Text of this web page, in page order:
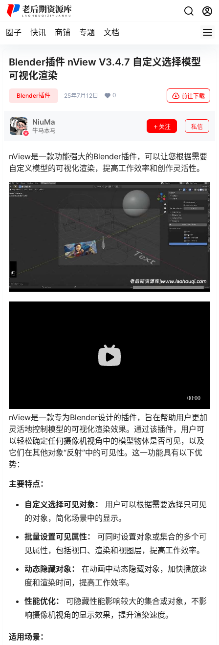
圈子 快讯 商铺 专题 文档
Blender插件 nView V3.4.7 自定义选择模型
可视化渲染
Blender插件 25年7月12日 0 前往下载
NiuMa
牛马本马
关注 私信
nView是一款功能强大的Blender插件，可以让您根据需要
自定义模型的可视化渲染，提高工作效率和创作灵活性。
nView是一款专为Blender设计的插件，旨在帮助用户更加
灵活地控制模型的可视化渲染效果。通过该插件，用户可
以轻松确定任何摄像机视角中的模型物体是否可见，以及
它们在其他对象“反射”中的可见性。这一功能具有以下优
势：
主要特点：
自定义选择可见对象：
用户可以根据需要选择只可见
的对象，简化场景中的显示。
批量设置可见属性：
可同时设置对象或集合的多个可
见属性，包括视口、渲染和视图层，提高工作效率。
动态隐藏对象：
在动画中动态隐藏对象，加快播放速
度和渲染时间，提高工作效率。
性能优化：
可隐藏性能影响较大的集合或对象，不影
响摄像机视角的显示效果，提升渲染速度。
适用场景：